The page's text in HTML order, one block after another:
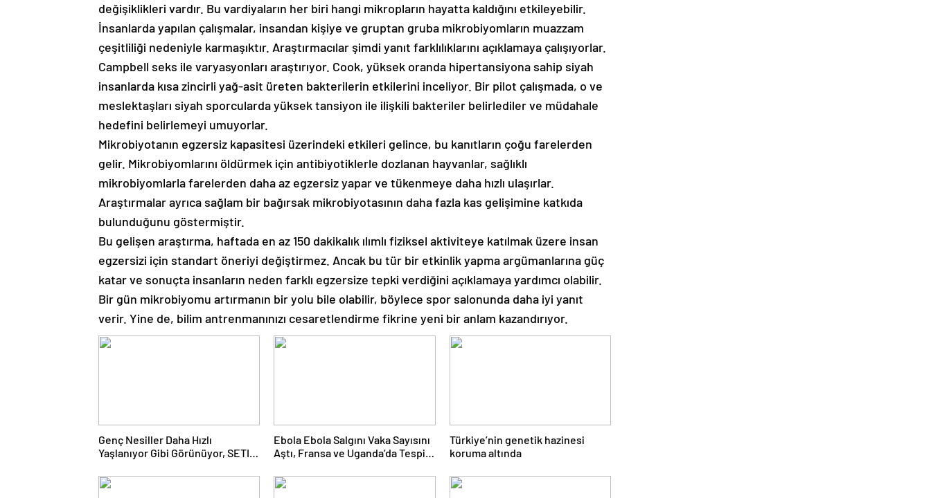
değişiklikleri vardır. Bu vardiyaların her biri hangi mikropların hayatta kaldığını etkileyebilir.
İnsanlarda yapılan çalışmalar, insandan kişiye ve gruptan gruba mikrobiyomların muazzam
çeşitliliği nedeniyle karmaşıktır. Araştırmacılar şimdi yanıt farklılıklarını açıklamaya çalışıyorlar.
Campbell seks ile varyasyonları araştırıyor. Cook, yüksek oranda hipertansiyona sahip siyah
insanlarda kısa zincirli yağ-asit üreten bakterilerin etkilerini inceliyor. Bir pilot çalışmada, o ve
meslektaşları siyah sporcularda yüksek tansiyon ile ilişkili bakteriler belirlediler ve müdahale
hedefini belirlemeyi umuyorlar.
Mikrobiyotanın egzersiz kapasitesi üzerindeki etkileri gelince, bu kanıtların çoğu farelerden
gelir. Mikrobiyomlarını öldürmek için antibiyotiklerle dozlanan hayvanlar, sağlıklı
mikrobiyomlarla farelerden daha az egzersiz yapar ve tükenmeye daha hızlı ulaşırlar.
Araştırmalar ayrıca sağlam bir bağırsak mikrobiyotasının daha fazla kas gelişimine katkıda
bulunduğunu göstermiştir.
Bu gelişen araştırma, haftada en az 150 dakikalık ılımlı fiziksel aktiviteye katılmak üzere insan
egzersizi için standart öneriyi değiştirmez. Ancak bu tür bir etkinlik yapma argümanlarına güç
katar ve sonuçta insanların neden farklı egzersize tepki verdiğini açıklamaya yardımcı olabilir.
Bir gün mikrobiyomu artırmanın bir yolu bile olabilir, böylece spor salonunda daha iyi yanıt
verir. Yine de, bilim antrenmanınızı cesaretlendirme fikrine yeni bir anlam kazandırıyor.
Genç Nesiller Daha Hızlı
Yaşlanıyor Gibi Görünüyor, SETI
Tespit Etmediğimizi ve Çok Daha
Fazlasını Bu Hafta Çözmüş
Ebola Ebola Salgını Vaka Sayısını
Aştı, Fransa ve Uganda’da Tespit
Türkiye’nin genetik hazinesi
koruma altında